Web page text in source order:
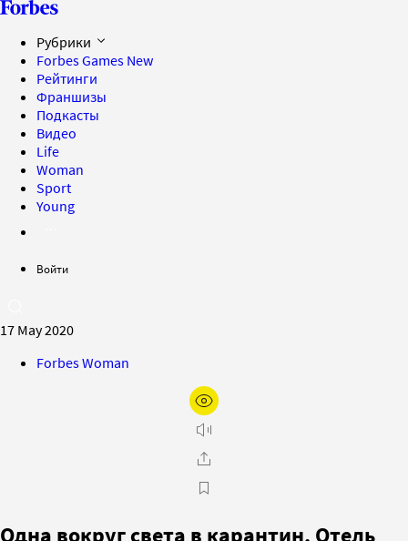
Рубрики
Forbes Games New
Рейтинги
Франшизы
Подкасты
Видео
Life
Woman
Sport
Young
Войти
17 May 2020
Forbes Woman
Одна вокруг света в карантин. Отель